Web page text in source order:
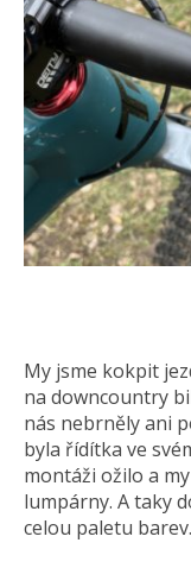
My jsme kokpit
na downcountry
nás nebrněly ani
byla řídítka ve
montáži ožilo a
lumpárny. A taky
celou paletu barev.